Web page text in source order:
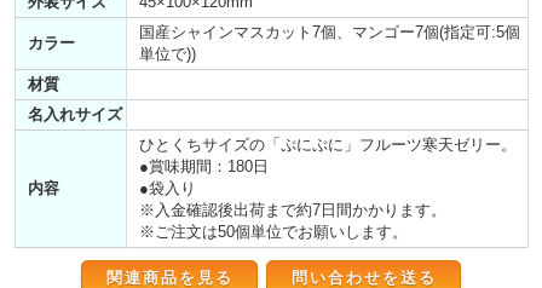
カラー
国産シャインマスカット7個、マンゴー7個(指定可:5個
単位で))
材質
名入れサイズ
内容
ひとくちサイズの「ぷにぷに」フルーツ寒天ゼリー。
●賞味期間：180日
●袋入り
※入金確認後出荷まで約7日間かかります。
※ご注文は50個単位でお願いします。
関連商品を見る